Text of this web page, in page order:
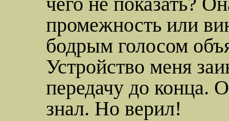
промежность или
бодрым голосом
Устройство меня
передачу до конца.
знал. Но верил!